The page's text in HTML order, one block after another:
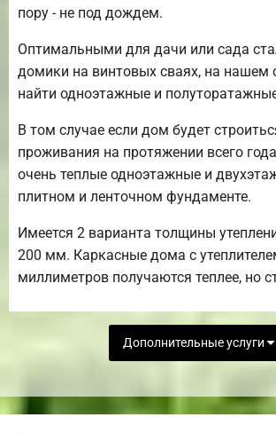
пору - не под дождем.
Оптимальными для дачи или сада
домики на винтовых сваях, на нашем
найти одноэтажные и
В том случае если дом будет
проживания на протяжении всего
очень теплые одноэтажные и
плитном и ленточном фундаменте.
Имеется 2 варианта толщины
200 мм. Каркасные дома с
миллиметров получаются теплее, но
Дополнительные услуги